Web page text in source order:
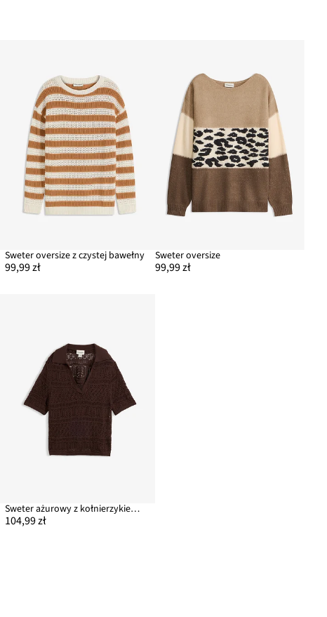
Sweter oversize z czystej bawełny
99,99 zł
Sweter oversize
99,99 zł
Sweter ażurowy z kołnierzykiem polo, z domieszką bawełny
104,99 zł